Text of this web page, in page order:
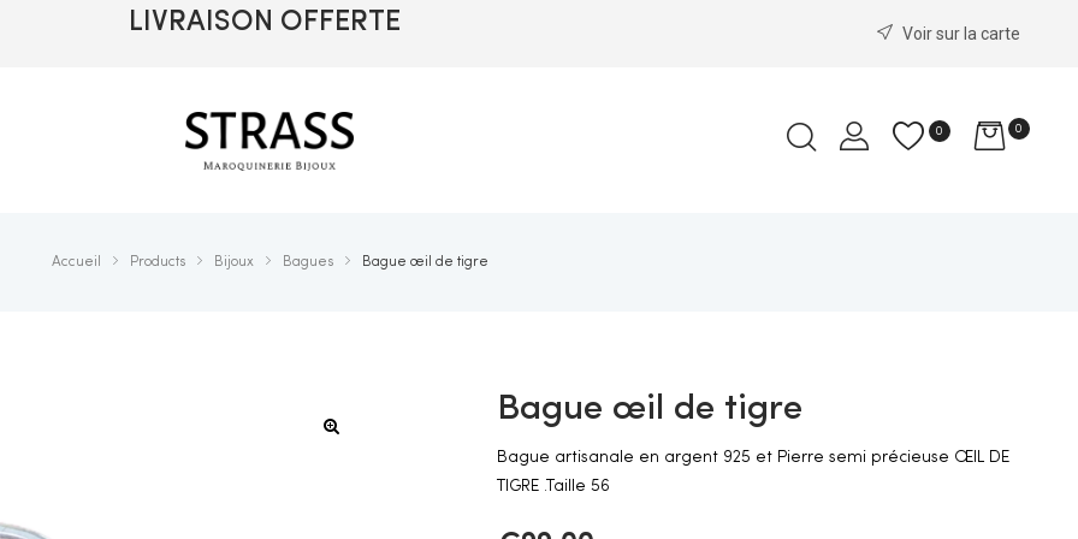
LIVRAISON OFFERTE Voir sur la carte
0 0
Accueil Products Bijoux Bagues Bague œil de tigre
Bague œil de tigre
Bague artisanale en argent 925 et Pierre semi précieuse ŒIL DE
TIGRE .Taille 56